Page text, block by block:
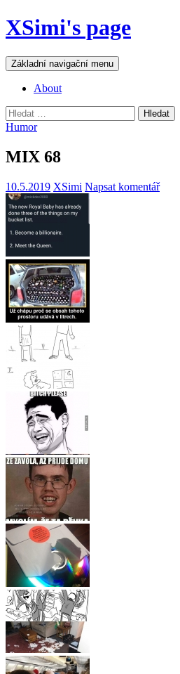
Přejít
k
webu
XSimi's page
Hledat
Základní navigační menu
About
Vyhledávání
Humor
MIX 68
10.5.2019 XSimi Napsat komentář